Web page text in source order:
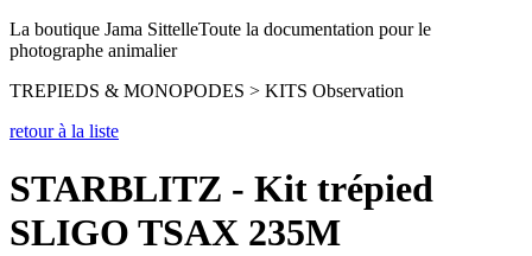
La boutique Jama SittelleToute la documentation pour le
photographe animalier
TREPIEDS & MONOPODES > KITS Observation
retour à la liste
STARBLITZ - Kit trépied
SLIGO TSAX 235M